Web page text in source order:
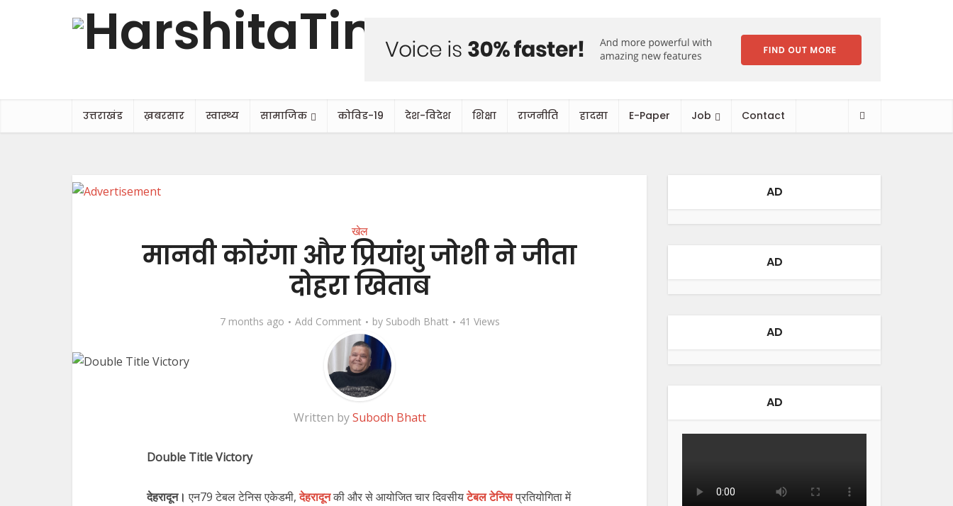
उत्तराखंड ख़बरसार स्वास्थ्य सामाजिक कोविड-19 देश-विदेश शिक्षा राजनीति हादसा E-Paper Job Contact
खेल
मानवी कोरंगा और प्रियांशु जोशी ने जीता
दोहरा खिताब
7 months ago Add Comment by Subodh Bhatt 41 Views
Written bySubodh Bhatt
Double Title Victory
देहरादून। एन79 टेबल टेनिस एकेडमी,देहरादूनकी और से आयोजित चार दिवसीयटेबल टेनिसप्रतियोगिता में
AD
AD
AD
AD